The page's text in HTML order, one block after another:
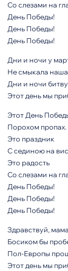
Со слезами на
День Победы!
День Победы!
День Победы!
Дни и ночи у
Не смыкала
Дни и ночи
Этот день мы
Этот День
Порохом пропах.
Это праздник
С сединою на
Это радость
Со слезами на
День Победы!
День Победы!
День Победы!
Здравствуй,
Босиком бы
Пол-Европы
Этот день мы